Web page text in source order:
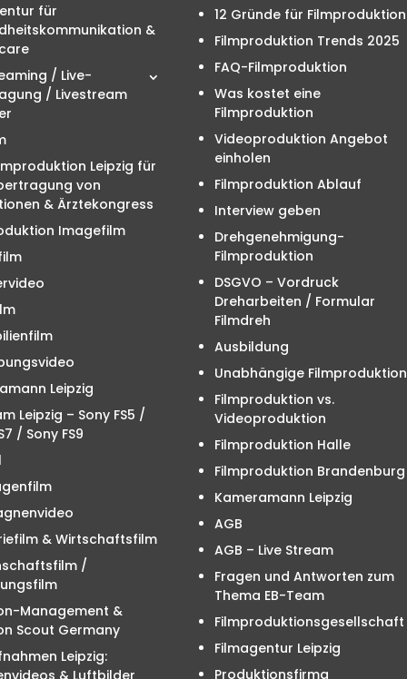
für
&
/ Live-
/ Livestream
Leipzig für
von
& Ärztekongress
Imagefilm
Leipzig
Leipzig – Sony FS5 /
/ Sony FS9
& Wirtschaftsfilm
/
Management &
Scout Germany
Leipzig:
& Luftbilder
12 Gründe für Filmproduktion
Filmproduktion Trends 2025
FAQ-Filmproduktion
Was kostet eine
Filmproduktion
Videoproduktion Angebot
einholen
Filmproduktion Ablauf
Interview geben
Drehgenehmigung-
Filmproduktion
DSGVO – Vordruck
Dreharbeiten / Formular
Filmdreh
Ausbildung
Unabhängige Filmproduktion
Filmproduktion vs.
Videoproduktion
Filmproduktion Halle
Filmproduktion Brandenburg
Kameramann Leipzig
AGB
AGB – Live Stream
Fragen und Antworten zum
Thema EB-Team
Filmproduktionsgesellschaft
Filmagentur Leipzig
Produktionsfirma